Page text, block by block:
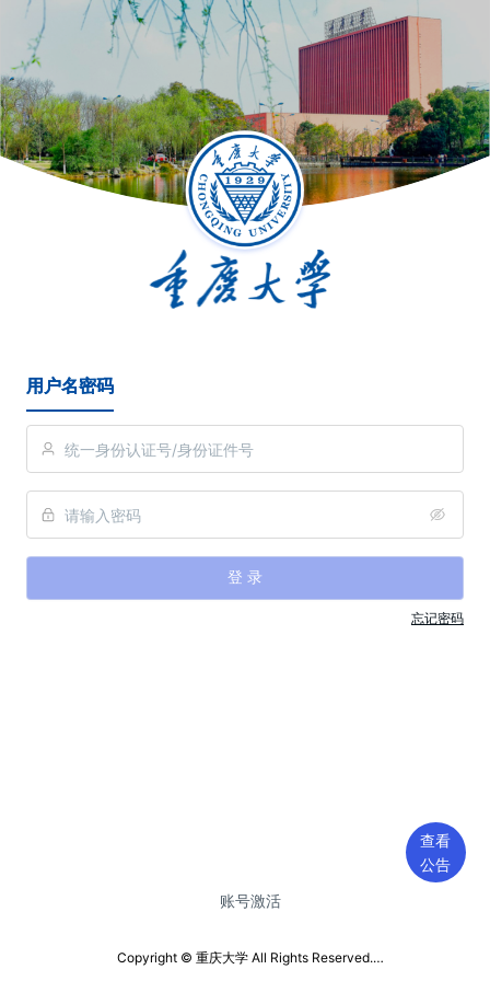
用户名密码
登 录
忘记密码
账号激活
Copyright © 重庆大学 All Rights Reserved.
查看
公告